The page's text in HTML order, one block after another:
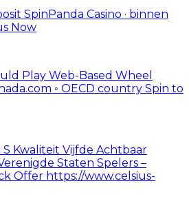
SpinPanda Casino · binnen
Now
Play Web-Based Wheel
◦ OECD country Spin to
Kwaliteit Vijfde Achtbaar
Staten Spelers –
Offer https://www.celsius-